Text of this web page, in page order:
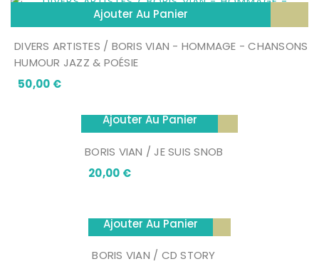
Ajouter Au Panier
DIVERS ARTISTES / BORIS VIAN - HOMMAGE - CHANSONS
HUMOUR JAZZ & POÉSIE
50,00 €Prix
Ajouter Au Panier
BORIS VIAN / JE SUIS SNOB
20,00 €Prix
Ajouter Au Panier
BORIS VIAN / CD STORY